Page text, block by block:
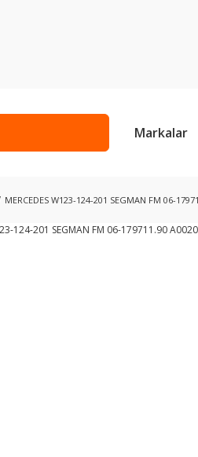
Markalar
MERCEDES W123-124-201 SEGMAN FM 06-